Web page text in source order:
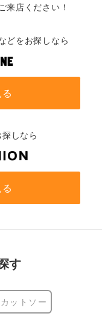
来店ください！
どをお探しなら
しなら
す
ットソー